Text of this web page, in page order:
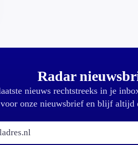
Radar
nieuws rechtstreeks in je
voor onze nieuwsbrief en blijf altijd
E-mailadres: